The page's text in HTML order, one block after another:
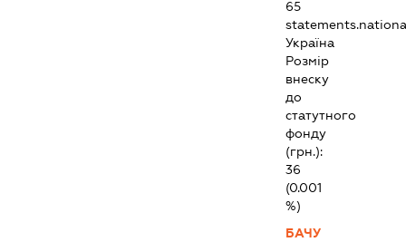
65
Україна
Розмір
внеску
до
статутного
фонду
(грн.):
36
(0.001
%)
БАЧУ